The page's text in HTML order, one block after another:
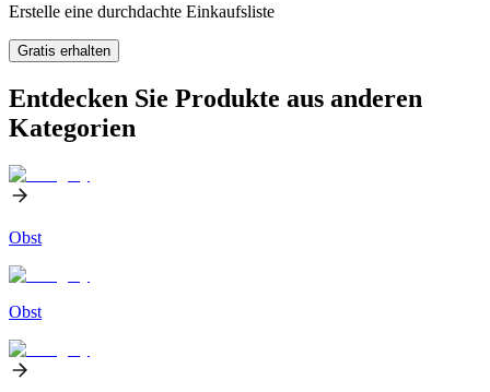
Erstelle eine durchdachte Einkaufsliste
Gratis erhalten
Entdecken Sie Produkte aus anderen
Kategorien
Obst
Obst